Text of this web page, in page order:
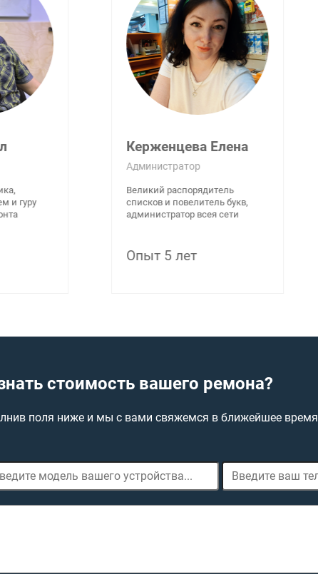
и гуру
Керженцева Елена
Администратор
Великий распорядитель
списков и повелитель букв,
администратор всея сети
Опыт 5 лет
стоимость вашего ремона?
поля ниже и мы с вами свяжемся в ближейшее время